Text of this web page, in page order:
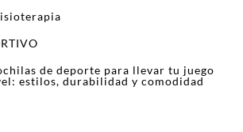
de deporte para llevar tu juego
estilos, durabilidad y comodidad